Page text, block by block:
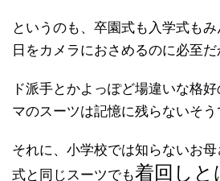
というのも、卒園式も入学式も
日をカメラにおさめるのに必至だ
ド派手とかよっぽど場違いな格
マのスーツは記憶に残らないそう
それに、小学校では知らないお
式と同じスーツでも着回しと